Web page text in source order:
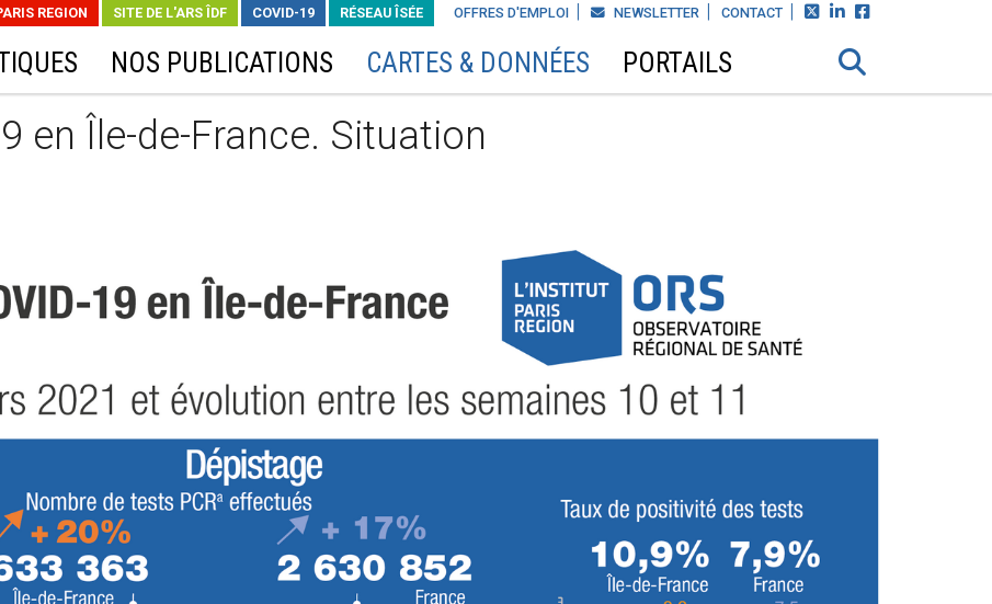
OFFRES D'EMPLOI NEWSLETTER CONTACT   
REGION SITE DE L'ARS ÎDF COVID-19 RÉSEAU ÎSÉE
NOS PUBLICATIONS CARTES & DONNÉES PORTAILS
en Île-de-France. Situation